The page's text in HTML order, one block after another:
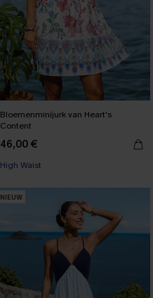
Bloemenminijurk van Heart's
Content
46,00 €
High Waist
NIEUW